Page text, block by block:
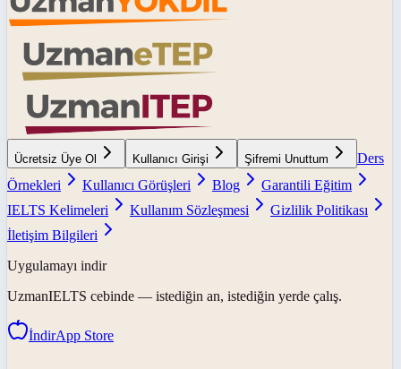
Ücretsiz Üye Ol Kullanıcı Girişi Şifremi Unuttum
Ders
Örnekleri
Kullanıcı Görüşleri Blog
Garantili Eğitim
IELTS Kelimeleri
Kullanım Sözleşmesi
Gizlilik Politikası
İletişim Bilgileri
Uygulamayı indir
UzmanIELTS cebinde — istediğin an, istediğin yerde çalış.
İndirApp Store